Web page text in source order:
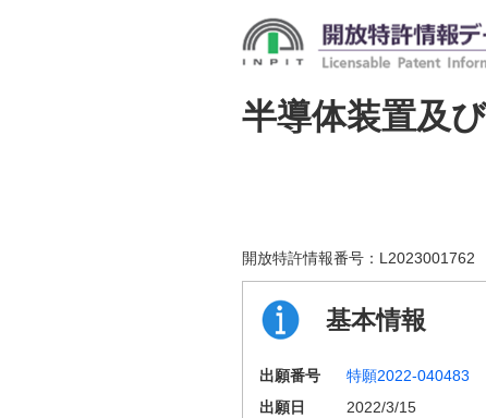
半導体装置及
開放特許情報番号： L2023001762
基本情報
出願番号 特願2022-040483
出願日
2022/3/15